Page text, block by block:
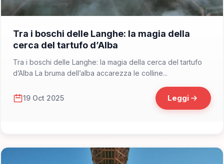
Tra i boschi delle Langhe: la magia della
cerca del tartufo d’Alba
Tra i boschi delle Langhe: la magia della cerca del tartufo
d’Alba La bruma dell’alba accarezza le colline...
19 Oct 2025 Leggi